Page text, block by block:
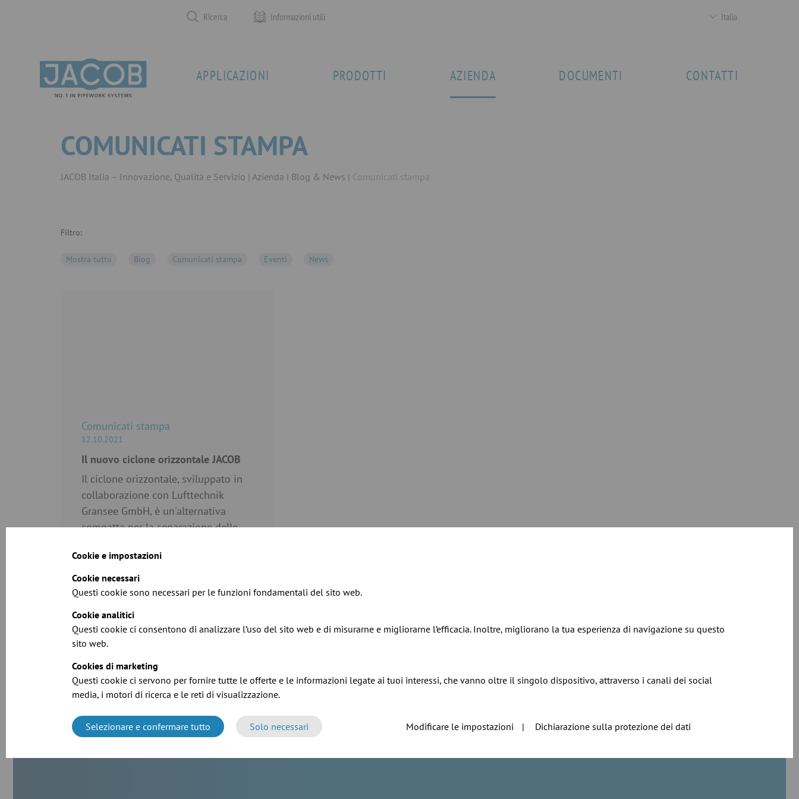
Cookie e impostazioni
Cookie necessari
Questi cookie sono necessari per le funzioni fondamentali del sito web.
Cookie analitici
Questi cookie ci consentono di analizzare l’uso del sito web e di misurarne e migliorarne l’efficacia. Inoltre, migliorano la tua esperienza di navigazione su questo
sito web.
Cookies di marketing
Questi cookie ci servono per fornire tutte le offerte e le informazioni legate ai tuoi interessi, che vanno oltre il singolo dispositivo, attraverso i canali dei social
media, i motori di ricerca e le reti di visualizzazione.
Selezionare e confermare tutto Solo necessari Modificare le impostazioni | Dichiarazione sulla protezione dei dati
Ricerca Informazioni utili Italia
APPLICAZIONI PRODOTTI AZIENDA DOCUMENTI CONTATTI
COMUNICATI STAMPA
JACOB Italia – Innovazione, Qualità e Servizio Azienda Blog & News Comunicati stampa
Filtro:
Mostra tutto Blog Comunicati stampa Eventi News
Comunicati stampa
12.10.2021
Il nuovo ciclone orizzontale JACOB
Il ciclone orizzontale, sviluppato in
collaborazione con Lufttechnik
Gransee GmbH, è un'alternativa
compatta per la separazione delle
applicazione. Scopri di più!
Non vuoi perderti nessuna novità o comunicazione? Iscriviti alla nostra
newsletter!
E-mail*